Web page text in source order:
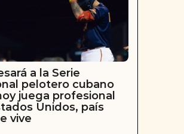
a la Serie
pelotero cubano
juega profesional
Unidos, país
vive